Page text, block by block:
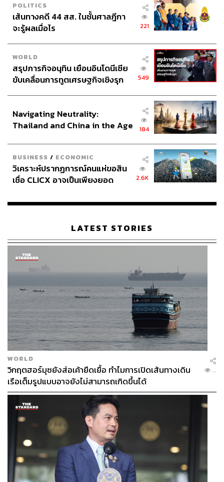
POLITICS
เส้นทางคดี 44 สส. ในชั้นศาลฎีกา
จะรู้ผลเมื่อไร
221
WORLD
สรุปภารกิจอนุทิน เยือนอินโดนีเซีย
ขับเคลื่อนการทูตเศรษฐกิจเชิงรุก
549
Navigating Neutrality:
Thailand and China in the Age
184
BUSINESS / ECONOMIC
วิเคราะห์ปรากฏการณ์คนแห่ขอสิน
เชื่อ CLICX อาจเป็นเพียงยอด
เรือนไทยที่ถูกซุกไว้
2.6K
LATEST STORIES
WORLD
วิกฤตฮอร์มุซยังส่อเค้ายืดเยื้อ ทำไมการเปิดเส้นทางเดิน
เรือเต็มรูปแบบอาจยังไม่สามารถเกิดขึ้นได้
...